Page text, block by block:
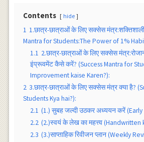
Contents hide
1 1.छात्र-छात्राओं के लिए सक्सेस
Mantra for Students:The Power of 1%
1.1 2.छात्र-छात्राओं के लिए सक्सेस
इंप्रूवमेंट कैसे करें? (Success Mantra for
Improvement kaise Karen?):
2 3.छात्र-छात्राओं के लिए सक्सेस मंत्र क्या है?
Students Kya hai?):
2.1 (1.) सुबह जल्दी उठकर अध्ययन करें (Early
2.2 (2.)स्वयं के लेख का महत्त्व (Handwritten
2.3 (3.)साप्ताहिक रिवीजन प्लान (Weekly